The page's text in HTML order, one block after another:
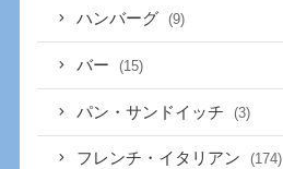
ハンバーグ (9)
バー (15)
パン・サンドイッチ (3)
フレンチ・イタリアン (174)